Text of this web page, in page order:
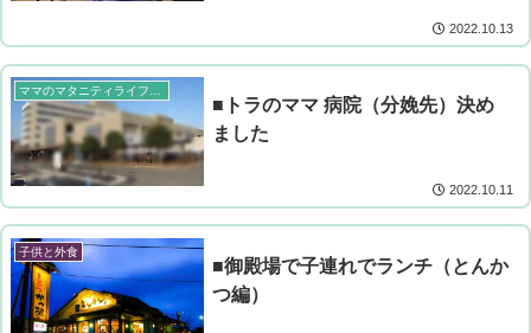
2022.10.13
ママのマタニティライフ（神奈川県西部の総合病院で分娩予定）
■トラのママ 病院（分娩先）決め
ました
2022.10.11
子供と外食
■御殿場で子連れでランチ（とんか
つ編）